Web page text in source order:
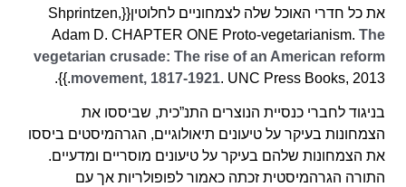
את כל חדרי האוכל שלה לצמחוניים לחלוטין{{Shprintzen,
Adam D. CHAPTER ONE Proto-vegetarianism. The
vegetarian crusade: The rise of an American reform
movement, 1817-1921. UNC Press Books, 2013.}}.
בניגוד לחברי כנסיית הנוצרים התנ”כית, שביססו את
הצמחונות בעיקר על טיעונים תיאולוגיים, הגרהמיסטים ביססו
את הצמחונות שלהם בעיקר על טיעונים מוסריים ומדעיים.
התורה הגרהמיסטית זכתה כאמור לפופולריות אך עם